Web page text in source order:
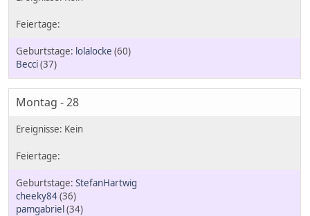
lolalocke (60)
Becci(37)
Montag - 28
StefanHartwig
cheeky84(36)
pamgabriel(34)